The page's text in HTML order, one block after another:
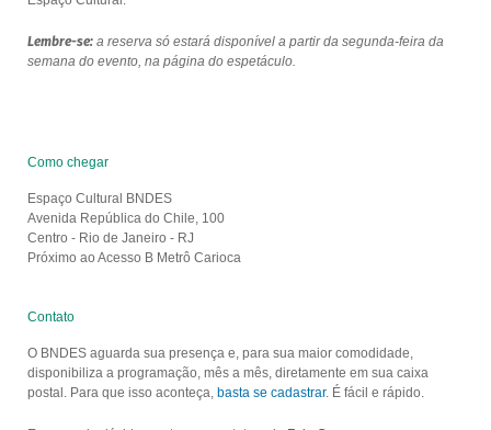
Lembre-se:a reserva só estará disponível a partir da segunda-feira da
semana do evento, na página do espetáculo.
Como chegar
Espaço Cultural BNDES
Avenida República do Chile, 100
Centro - Rio de Janeiro - RJ
Próximo ao Acesso B Metrô Carioca
Contato
O BNDES aguarda sua presença e, para sua maior comodidade,
disponibiliza a programação, mês a mês, diretamente em sua caixa
postal. Para que isso aconteça, basta se cadastrar. É fácil e rápido.